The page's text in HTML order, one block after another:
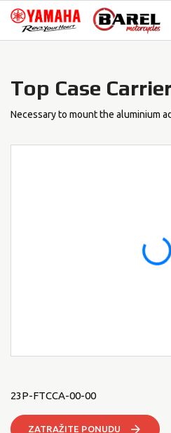
Skip
navigation
Skip
content
Top Case
Necessary to mount the aluminium
23P-FTCCA-00-00
ZATRAŽITE PONUDU